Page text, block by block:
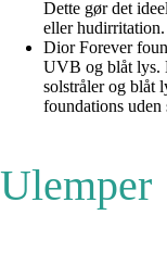
Dette gør det
eller hudirritation.
Dior Forever
UVB og blåt lys.
solstråler og blåt
foundations uden
Ulemper